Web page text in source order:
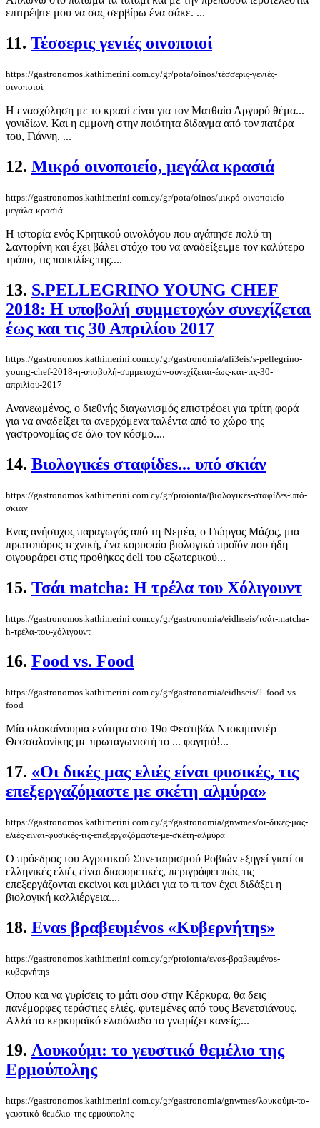
επιτρέψτε μου να σας σερβίρω ένα σάκε. ...
11. Τέσσερις γενιές οινοποιοί
https://gastronomos.kathimerini.com.cy/gr/pota/oinos/τέσσερις-γενιές-
οινοποιοί
Η ενασχόληση με το κρασί είναι για τον Ματθαίο Αργυρό θέμα...
γονιδίων. Και η εμμονή στην ποιότητα δίδαγμα από τον πατέρα
του, Γιάννη. ...
12. Μικρό οινοπoιείο, μεγάλα κρασιά
https://gastronomos.kathimerini.com.cy/gr/pota/oinos/μικρό-οινοπoιείο-
μεγάλα-κρασιά
Η ιστορία ενός Κρητικού οινολόγου που αγάπησε πολύ τη
Σαντορίνη και έχει βάλει στόχο του να αναδείξει,με τον καλύτερο
τρόπο, τις ποικιλίες της....
13. S.PELLEGRINO YOUNG CHEF
2018: Η υποβολή συμμετοχών συνεχίζεται
έως και τις 30 Απριλίου 2017
https://gastronomos.kathimerini.com.cy/gr/gastronomia/afi3eis/s-pellegrino-
young-chef-2018-η-υποβολή-συμμετοχών-συνεχίζεται-έως-και-τις-30-
απριλίου-2017
Ανανεωμένος, ο διεθνής διαγωνισμός επιστρέφει για τρίτη φορά
για να αναδείξει τα ανερχόμενα ταλέντα από το χώρο της
γαστρονομίας σε όλο τον κόσμο....
14. Βιολογικέs σταφίδεs... υπό σκιάν
https://gastronomos.kathimerini.com.cy/gr/proionta/βιολογικέs-σταφίδεs-υπό-
σκιάν
Ενας ανήσυχος παραγωγός από τη Νεμέα, ο Γιώργος Μάζος, μια
πρωτοπόρος τεχνική, ένα κορυφαίο βιολογικό προϊόν που ήδη
φιγουράρει στις προθήκες deli του εξωτερικού...
15. Τσάι matcha: H τρέλα του Χόλιγουντ
https://gastronomos.kathimerini.com.cy/gr/gastronomia/eidhseis/τσάι-matcha-
h-τρέλα-του-χόλιγουντ
16. Food vs. Food
https://gastronomos.kathimerini.com.cy/gr/gastronomia/eidhseis/1-food-vs-
food
Μία ολοκαίνουρια ενότητα στο 19ο Φεστιβάλ Ντοκιμαντέρ
Θεσσαλονίκης με πρωταγωνιστή το ... φαγητό!...
17. «Οι δικές μας ελιές είναι φυσικές, τις
επεξεργαζόμαστε με σκέτη αλμύρα»
https://gastronomos.kathimerini.com.cy/gr/gastronomia/gnwmes/οι-δικές-μας-
ελιές-είναι-φυσικές-τις-επεξεργαζόμαστε-με-σκέτη-αλμύρα
Ο πρόεδρος του Αγροτικού Συνεταιρισμού Ροβιών εξηγεί γιατί οι
ελληνικές ελιές είναι διαφορετικές, περιγράφει πώς τις
επεξεργάζονται εκείνοι και μιλάει για το τι τον έχει διδάξει η
βιολογική καλλιέργεια....
18. Εναs βραβευμένοs «Κυβερνήτηs»
https://gastronomos.kathimerini.com.cy/gr/proionta/εναs-βραβευμένοs-
κυβερνήτηs
Οπου και να γυρίσεις το μάτι σου στην Κέρκυρα, θα δεις
πανέμορφες τεράστιες ελιές, φυτεμένες από τους Βενετσιάνους.
Αλλά το κερκυραϊκό ελαιόλαδο το γνωρίζει κανείς;...
19. Λουκούμι: το γευστικό θεμέλιο της
Ερμούπολης
https://gastronomos.kathimerini.com.cy/gr/gastronomia/gnwmes/λουκούμι-το-
γευστικό-θεμέλιο-της-ερμούπολης